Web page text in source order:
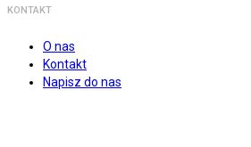
KONTAKT
O nas
Kontakt
Napisz do nas